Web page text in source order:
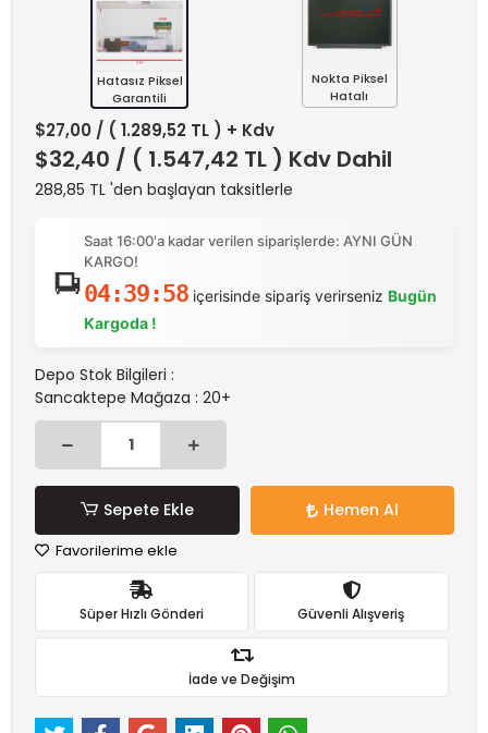
Hatasız Piksel
Garantili
Nokta Piksel
Hatalı
$27,00 / ( 1.289,52 TL ) + Kdv
$32,40 / ( 1.547,42 TL ) Kdv Dahil
288,85 TL 'den başlayan taksitlerle
Saat 16:00'a kadar verilen siparişlerde: AYNI GÜN
KARGO!
04:39:58içerisinde sipariş verirseniz Bugün
Kargoda !
Depo Stok Bilgileri :
Sancaktepe Mağaza : 20+
Sepete Ekle Hemen Al
Favorilerime ekle
Süper Hızlı Gönderi Güvenli Alışveriş
İade ve Değişim